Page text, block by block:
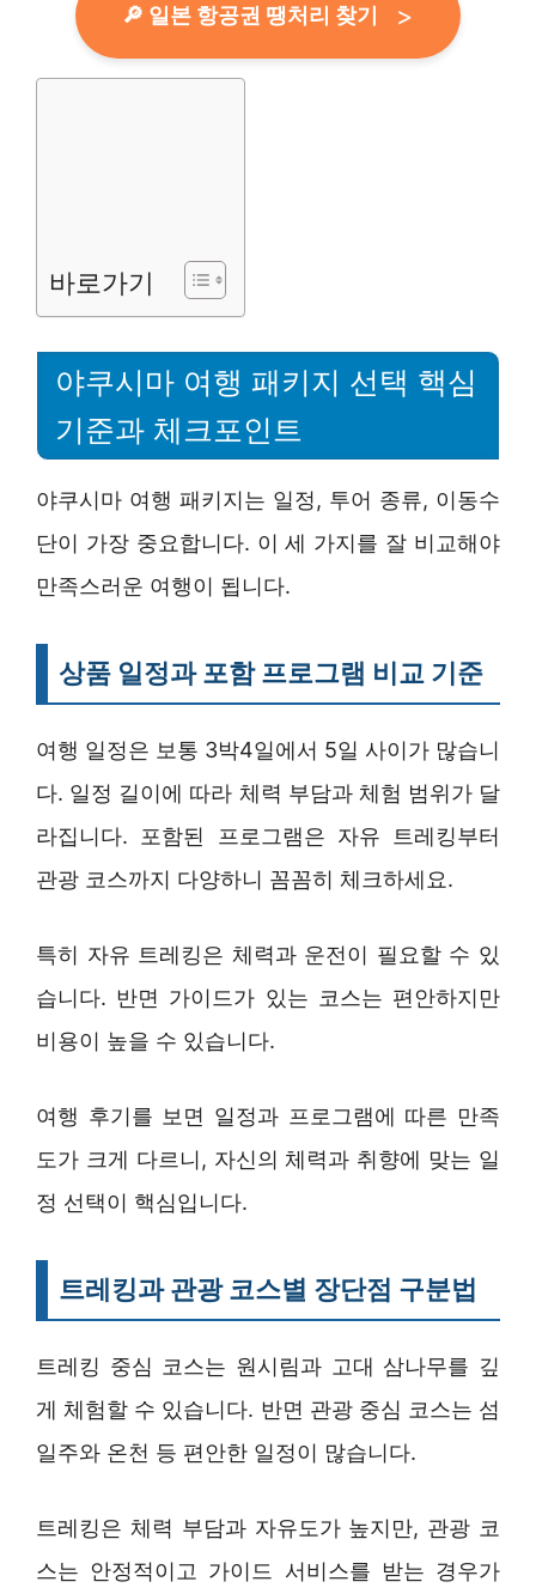
🔎 일본 항공권 땡처리 찾기
바로가기
야쿠시마 여행 패키지 선택 핵심
기준과 체크포인트
야쿠시마 여행 패키지는 일정, 투어 종류, 이동수
단이 가장 중요합니다. 이 세 가지를 잘 비교해야
만족스러운 여행이 됩니다.
상품 일정과 포함 프로그램 비교 기준
여행 일정은 보통 3박4일에서 5일 사이가 많습니
다. 일정 길이에 따라 체력 부담과 체험 범위가 달
라집니다. 포함된 프로그램은 자유 트레킹부터
관광 코스까지 다양하니 꼼꼼히 체크하세요.
특히 자유 트레킹은 체력과 운전이 필요할 수 있
습니다. 반면 가이드가 있는 코스는 편안하지만
비용이 높을 수 있습니다.
여행 후기를 보면 일정과 프로그램에 따른 만족
도가 크게 다르니, 자신의 체력과 취향에 맞는 일
정 선택이 핵심입니다.
트레킹과 관광 코스별 장단점 구분법
트레킹 중심 코스는 원시림과 고대 삼나무를 깊
게 체험할 수 있습니다. 반면 관광 중심 코스는 섬
일주와 온천 등 편안한 일정이 많습니다.
트레킹은 체력 부담과 자유도가 높지만, 관광 코
스는 안정적이고 가이드 서비스를 받는 경우가